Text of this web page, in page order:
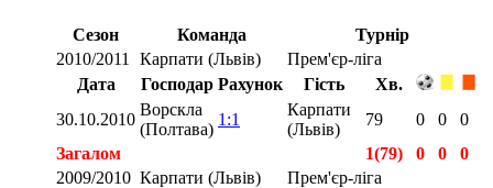
Сезон Команда
Турнір
2010/2011
Карпати (Львів)
Прем'єр-ліга
Дата
Господар Рахунок Гість
Хв.
30.10.2010
Ворскла
(Полтава)
1:1
Карпати
(Львів)
79 0 0
0
Загалом
1(79) 0 0
0
2009/2010 Карпати (Львів)
Прем'єр-ліга